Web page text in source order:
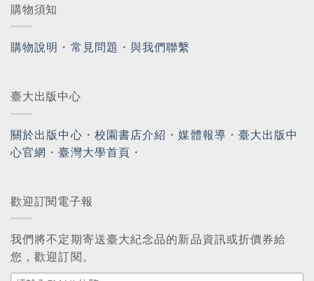
購物須知
購物說明 ・ 常見問題 ・與我們聯繫
臺大出版中心
關於出版中心 ・ 校園書店介紹 ・媒體報導 ・ 臺大出版中
心官網 ・臺灣大學首頁 ・
歡迎訂閱電子報
我們將不定期寄送臺大紀念品的新品資訊或折價券給
您，歡迎訂閱。